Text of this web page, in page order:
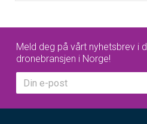
Meld deg på vårt nyhetsbrev i
dronebransjen i Norge!